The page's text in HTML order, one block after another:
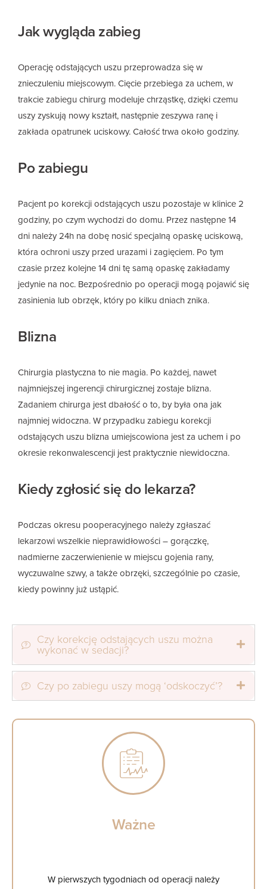
Jak wygląda zabieg
Operację odstających uszu przeprowadza się w
znieczuleniu miejscowym. Cięcie przebiega za uchem, w
trakcie zabiegu chirurg modeluje chrząstkę, dzięki czemu
uszy zyskują nowy kształt, następnie zeszywa ranę i
zakłada opatrunek uciskowy. Całość trwa około godziny.
Po zabiegu
Pacjent po korekcji odstających uszu pozostaje w klinice 2
godziny, po czym wychodzi do domu. Przez następne 14
dni należy 24h na dobę nosić specjalną opaskę uciskową,
która ochroni uszy przed urazami i zagięciem. Po tym
czasie przez kolejne 14 dni tę samą opaskę zakładamy
jedynie na noc. Bezpośrednio po operacji mogą pojawić się
zasinienia lub obrzęk, który po kilku dniach znika.
Blizna
Chirurgia plastyczna to nie magia. Po każdej, nawet
najmniejszej ingerencji chirurgicznej zostaje blizna.
Zadaniem chirurga jest dbałość o to, by była ona jak
najmniej widoczna. W przypadku zabiegu korekcji
odstających uszu blizna umiejscowiona jest za uchem i po
okresie rekonwalescencji jest praktycznie niewidoczna.
Kiedy zgłosić się do lekarza?
Podczas okresu pooperacyjnego należy zgłaszać
lekarzowi wszelkie nieprawidłowości – gorączkę,
nadmierne zaczerwienienie w miejscu gojenia rany,
wyczuwalne szwy, a także obrzęki, szczególnie po czasie,
kiedy powinny już ustąpić.
Czy korekcję odstających uszu można
wykonać w sedacji?
Czy po zabiegu uszy mogą ‘odskoczyć’?
Ważne
W pierwszych tygodniach od operacji należy